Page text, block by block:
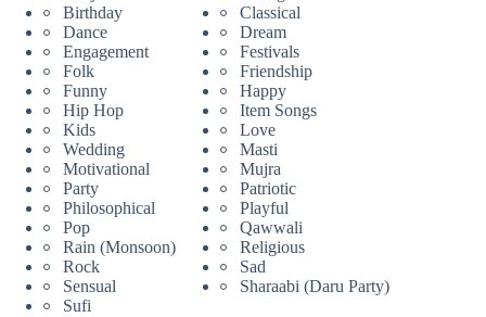
Birthday
Classical
Dance
Dream
Engagement
Festivals
Folk
Friendship
Funny
Happy
Hip Hop
Item Songs
Kids
Love
Wedding
Masti
Motivational
Mujra
Party
Patriotic
Philosophical
Playful
Pop
Qawwali
Rain (Monsoon)
Religious
Rock
Sad
Sensual
Sharaabi (Daru Party)
Sufi